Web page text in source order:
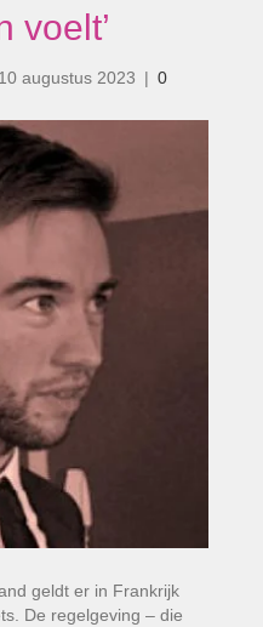
voelt’
10 augustus 2023 | 0
geldt er in Frankrijk
De regelgeving – die